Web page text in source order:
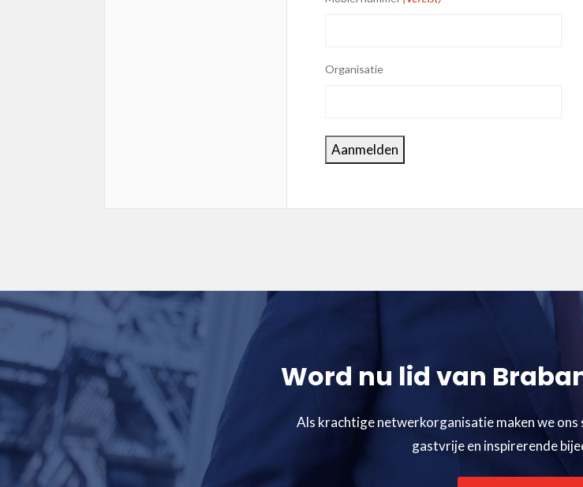
Organisatie
Aanmelden
Word nu lid van
Als krachtige netwerkorganisatie maken we
gastvrije en inspirerende